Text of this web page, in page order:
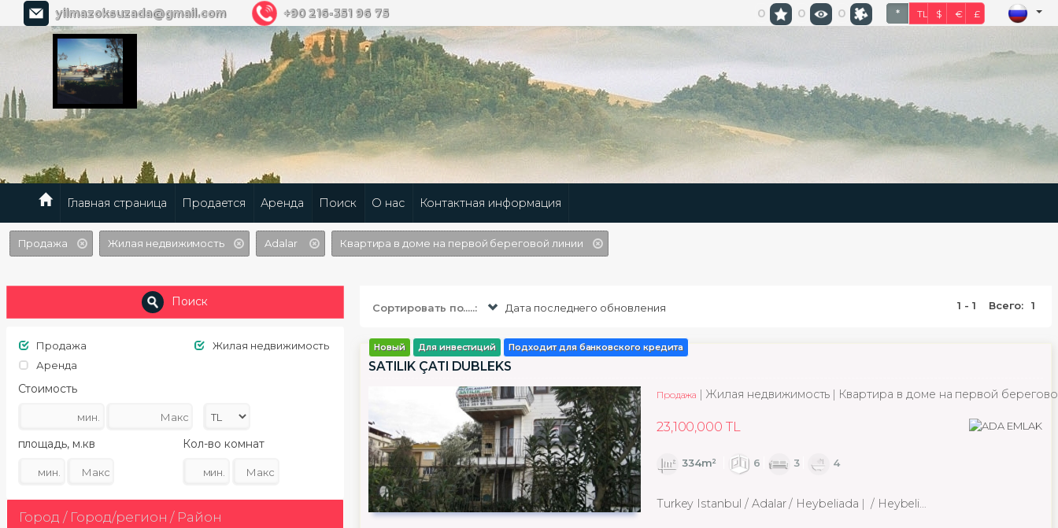
yilmazoksuzada@gmail.com +90 216-351 96 75 0 0 0 * TL $ € £
Главная страница Продается Аренда Поиск О нас Контактная информация
Продажа Жилая недвижимость Adalar Квартира в доме на первой береговой линии
Поиск
Продажа
Аренда
Жилая недвижимость
Стоимость
площадь, м.кв Кол-во комнат
Город / Город/регион / Район
Сортировать по.....: Дата последнего обновления 1 - 1 Всего: 1
Новый Для инвестиций Подходит для банковского кредита
SATILIK ÇATI DUBLEKS
Продажа Жилая недвижимость Квартира в доме на первой
23,100,000 TL
334m² 6 3 4
Turkey Istanbul / Adalar/ Heybeliada / Heybeliada Mah.